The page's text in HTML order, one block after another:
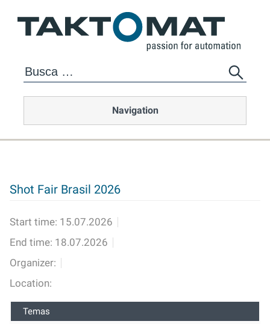
Navigation
Shot Fair Brasil 2026
Start time: 15.07.2026
End time: 18.07.2026
Organizer:
Location:
Temas